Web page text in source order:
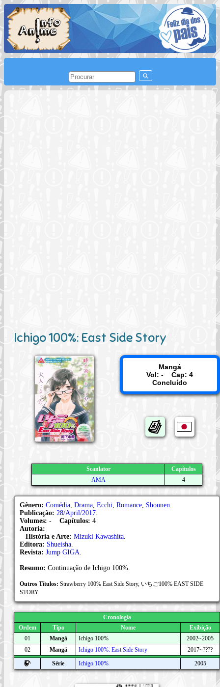
Ichigo 100%: East Side Story
Mangá
Vol: - Cap: 4
Concluído
Scanlator
Capítulos
AMA
4
Gênero: Comédia Drama Ecchi Romance Shounen
Publicação: 28/April/2017
Volumes: - Capítulos: 4
Autoria:
História e Arte: Mizuki Kawashita
Editora: Shueisha
Revista: Jump GIGA
Resumo: Continuação de Ichigo 100%.
Outros Títulos: Strawberry 100% East Side Story, いちご100% EAST SIDE
STORY
Cronologia
Ordem
Tipo Nome
Exibição
01
Mangá Ichigo 100%
2002~2005
02
Mangá Ichigo 100%: East Side Story
2017~????
Série
Ichigo 100% 2005